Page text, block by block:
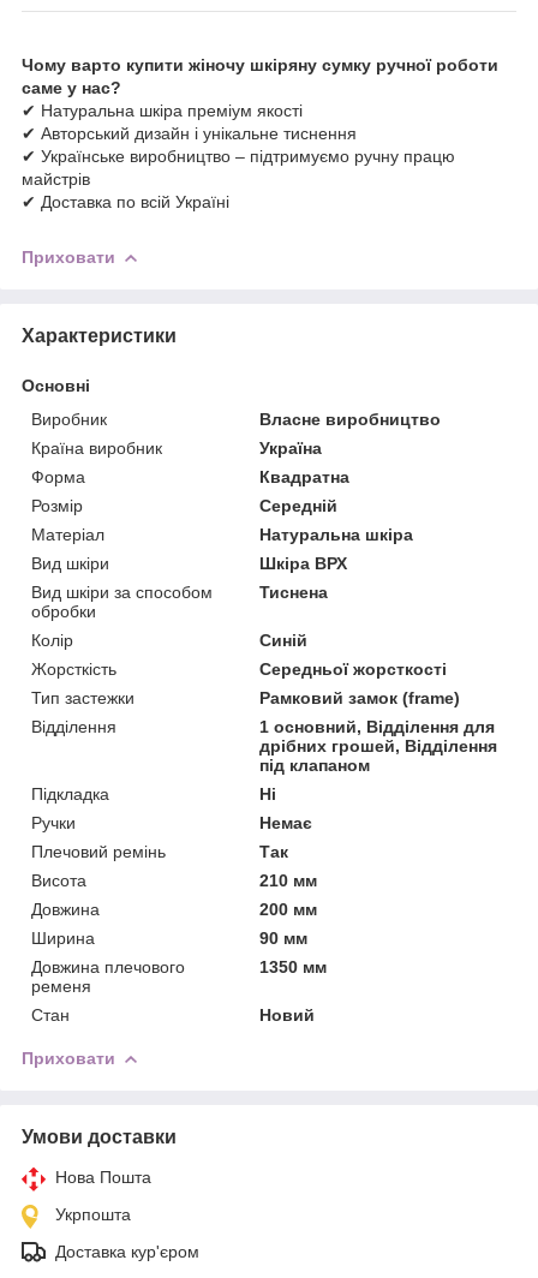
Чому варто купити жіночу шкіряну сумку ручної роботи
саме у нас?
✔ Натуральна шкіра преміум якості
✔ Авторський дизайн і унікальне тиснення
✔ Українське виробництво – підтримуємо ручну працю
майстрів
✔ Доставка по всій Україні
Приховати
Характеристики
Основні
Виробник
Власне виробництво
Країна виробник
Україна
Форма
Квадратна
Розмір
Середній
Матеріал
Натуральна шкіра
Вид шкіри
Шкіра ВРХ
Вид шкіри за способом
обробки
Тиснена
Колір
Синій
Жорсткість
Середньої жорсткості
Тип застежки
Рамковий замок (frame)
Відділення
1 основний, Відділення для
дрібних грошей, Відділення
під клапаном
Підкладка
Ні
Ручки
Немає
Плечовий ремінь
Так
Висота
210 мм
Довжина
200 мм
Ширина
90 мм
Довжина плечового
ременя
1350 мм
Стан Новий
Приховати
Умови доставки
Нова Пошта
Укрпошта
Доставка кур'єром